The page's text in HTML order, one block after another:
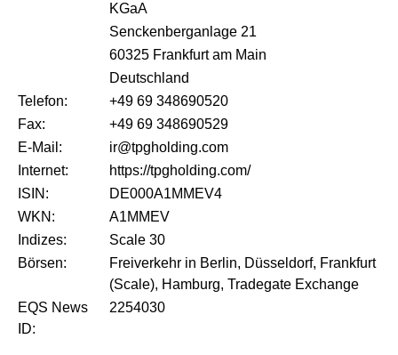
KGaA
Senckenberganlage 21
60325 Frankfurt am Main
Deutschland
Telefon:
+49 69 348690520
Fax:
+49 69 348690529
E-Mail:
ir@tpgholding.com
Internet:
https://tpgholding.com/
ISIN:
DE000A1MMEV4
WKN:
A1MMEV
Indizes:
Scale 30
Börsen:
Freiverkehr in Berlin, Düsseldorf, Frankfurt
(Scale), Hamburg, Tradegate Exchange
EQS News
ID:
2254030